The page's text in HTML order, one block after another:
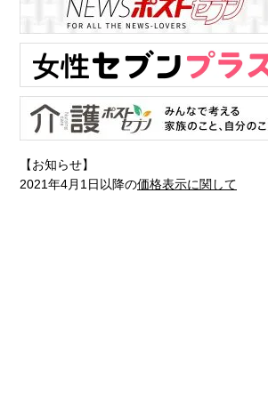
【お知らせ】
2021年4月1日以降の価格表示に関して